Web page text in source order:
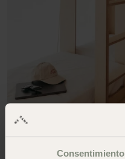
Consentimiento